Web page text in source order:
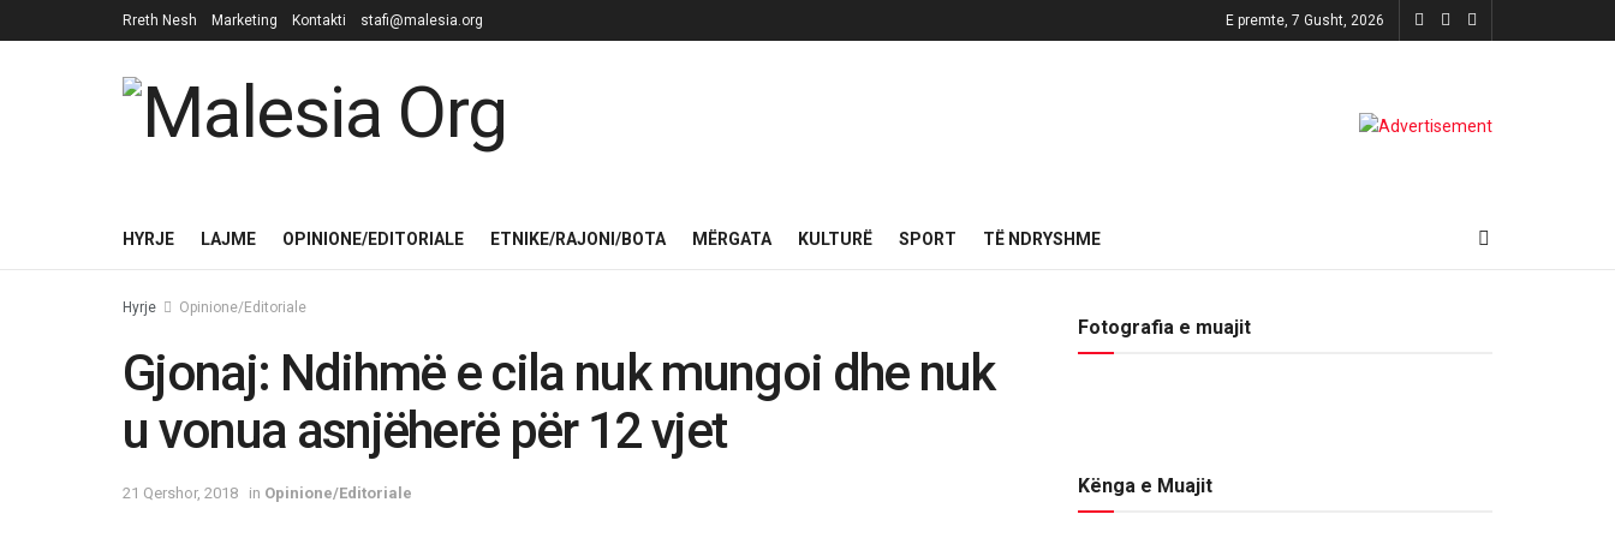
Rreth Nesh Marketing Kontakti stafi@malesia.org E premte, 7 Gusht, 2026
HYRJE LAJME OPINIONE/EDITORIALE ETNIKE/RAJONI/BOTA MËRGATA KULTURË SPORT TË NDRYSHME
Hyrje Opinione/Editoriale
Gjonaj: Ndihmë e cila nuk mungoi dhe nuk
u vonua asnjëherë për 12 vjet
21 Qershor, 2018 in Opinione/Editoriale
Fotografia e muajit
Kënga e Muajit